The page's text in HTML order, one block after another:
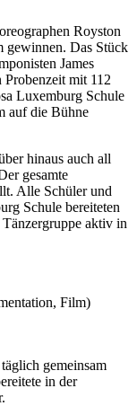
Royston
gewinnen. Das Stück
James
mit 112
Luxemburg Schule
auf die Bühne
hinaus auch all
gesamte
Alle Schüler und
Schule bereiteten
aktiv in
Film)
gemeinsam
in der